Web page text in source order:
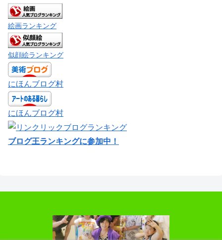
絵画ランキング
似顔絵ランキング
にほんブログ村
にほんブログ村
ブログ王ランキングに参加中！